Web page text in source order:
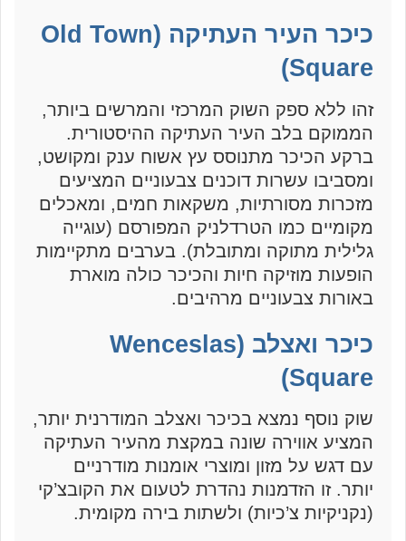
כיכר העיר העתיקה (Old Town
Square)
זהו ללא ספק השוק המרכזי והמרשים ביותר,
הממוקם בלב העיר העתיקה ההיסטורית.
ברקע הכיכר מתנוסס עץ אשוח ענק ומקושט,
ומסביבו עשרות דוכנים צבעוניים המציעים
מזכרות מסורתיות, משקאות חמים, ומאכלים
מקומיים כמו הטרדלניק המפורסם (עוגייה
גלילית מתוקה ומתובלת). בערבים מתקיימות
הופעות מוזיקה חיות והכיכר כולה מוארת
באורות צבעוניים מרהיבים.
כיכר ואצלב (Wenceslas
Square)
שוק נוסף נמצא בכיכר ואצלב המודרנית יותר,
המציע אווירה שונה במקצת מהעיר העתיקה
עם דגש על מזון ומוצרי אומנות מודרניים
יותר. זו הזדמנות נהדרת לטעום את הקובצ’קי
(נקניקיות צ’כיות) ולשתות בירה מקומית.